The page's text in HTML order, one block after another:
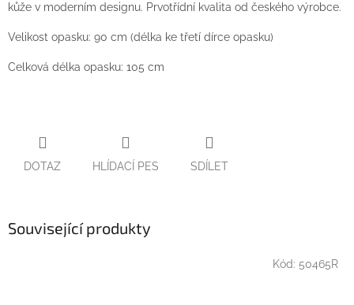
kůže v moderním designu. Prvotřídní kvalita od českého výrobce.
Velikost opasku: 90 cm (délka ke třetí dírce opasku)
Celková délka opasku: 105 cm
DOTAZ HLÍDACÍ PES SDÍLET
Související produkty
Kód: 50465R